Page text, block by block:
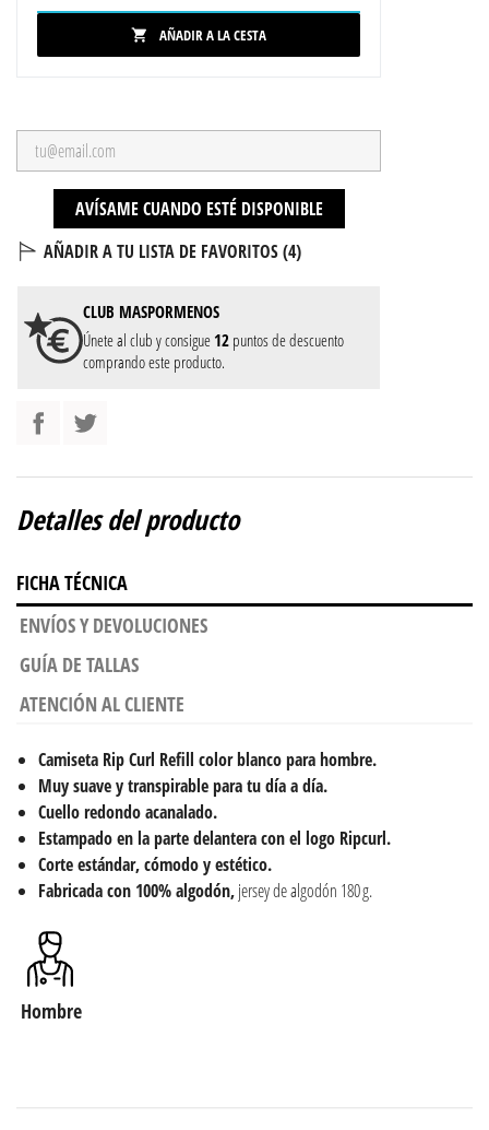
 AÑADIR A LA CESTA
AVÍSAME CUANDO ESTÉ DISPONIBLE
AÑADIR A TU LISTA DE FAVORITOS (4)
CLUB MASPORMENOS
Únete al club y consigue 12 puntos de descuento
comprando este producto.
Detalles del producto
FICHA TÉCNICA
ENVÍOS Y DEVOLUCIONES
GUÍA DE TALLAS
ATENCIÓN AL CLIENTE
Camiseta Rip Curl Refill color blanco para hombre.
Muy suave y transpirable para tu día a día.
Cuello redondo acanalado.
Estampado en la parte delantera con el logo Ripcurl.
Corte estándar, cómodo y estético.
Fabricada con 100% algodón,jersey de algodón 180 g.
Hombre